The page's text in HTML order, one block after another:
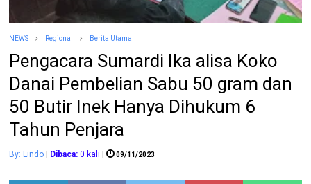
NEWS Regional Berita Utama
Pengacara Sumardi Ika alisa Koko
Danai Pembelian Sabu 50 gram dan
50 Butir Inek Hanya Dihukum 6
Tahun Penjara
By: Lindo | Dibaca: 0 kali | 09/11/2023